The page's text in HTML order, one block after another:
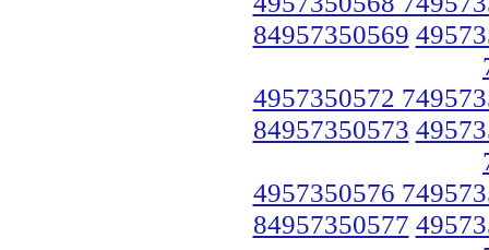
84957350569
4957350572
84957350573
4957350576
84957350577